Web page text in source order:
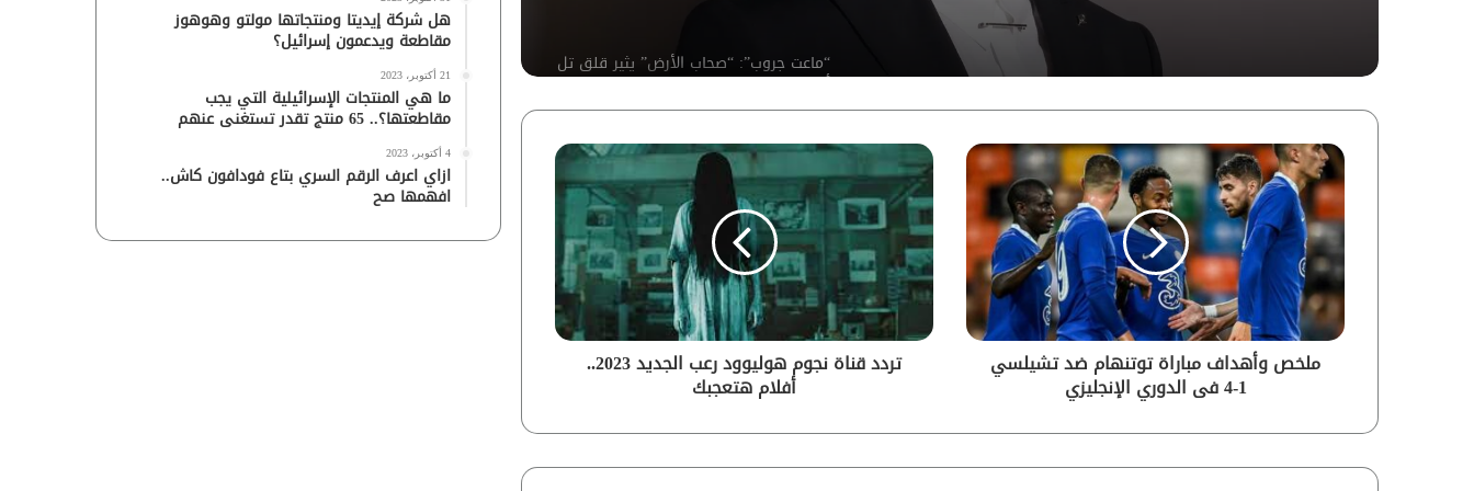
“ماعت جروب”: “صحاب الأرض” يثير قلق تل
أبيب.. ما القصة؟ | فيديو
أحمد سعد يفاجئ أصالة فى حفلها بدبي|
صورة
بعد وصفها بـ”الحولة”.. رد صادم من سما
المصري
نجحت رغم الفقر الشديد والتفكك الأسري
من سن 7 سنوات.. رسالة من تامر حسني
لجمهوره
ملخص وأهداف مباراة توتنهام ضد تشيلسي
1-4 فى الدوري الإنجليزي
تردد قناة نجوم هوليوود رعب الجديد 2023..
أفلام هتعجبك
هل شركة إيديتا ومنتجاتها مولتو وهوهوز
مقاطعة ويدعمون إسرائيل؟
21 أكتوبر، 2023
ما هي المنتجات الإسرائيلية التي يجب
مقاطعتها؟.. 65 منتج تقدر تستغنى عنهم
4 أكتوبر، 2023
ازاي اعرف الرقم السري بتاع فودافون كاش..
افهمها صح